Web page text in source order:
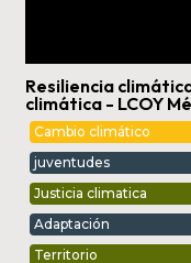
Resiliencia
climática - LCOY
Cambio climático
juventudes
Justicia climatica
Adaptación
Territorio